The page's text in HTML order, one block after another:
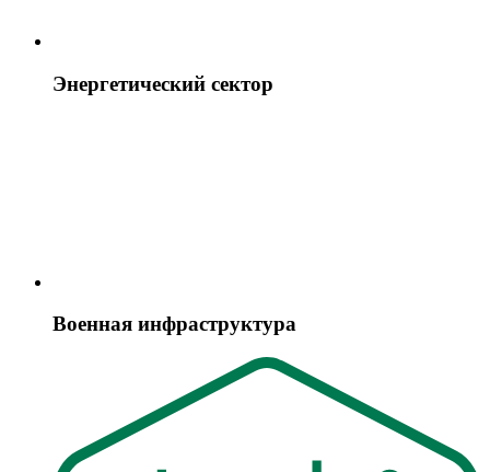
Энергетический сектор
Военная инфраструктура